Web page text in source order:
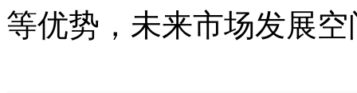
等优势，未来市场发展